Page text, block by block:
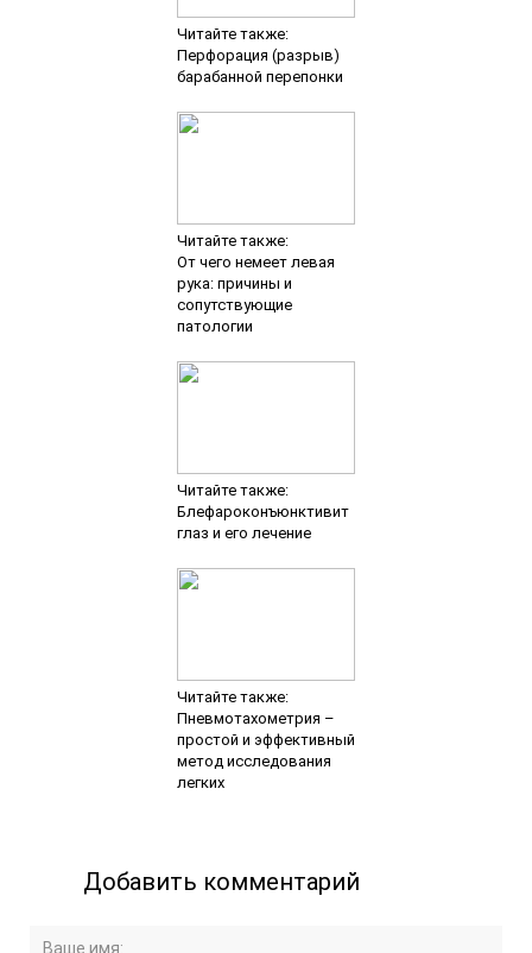
Читайте также:
Перфорация (разрыв)
барабанной перепонки
Читайте также:
От чего немеет левая
рука: причины и
сопутствующие
патологии
Читайте также:
Блефароконъюнктивит
глаз и его лечение
Читайте также:
Пневмотахометрия –
простой и эффективный
метод исследования
легких
Добавить комментарий